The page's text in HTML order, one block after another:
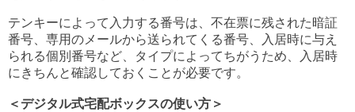
テンキーによって入力する番号は、不在票に残された暗証
番号、専用のメールから送られてくる番号、入居時に与え
られる個別番号など、タイプによってちがうため、入居時
にきちんと確認しておくことが必要です。
＜デジタル式宅配ボックスの使い方＞